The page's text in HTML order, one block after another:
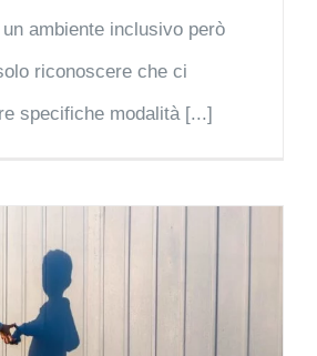
ambiente inclusivo però
riconoscere che ci
specifiche modalità [...]